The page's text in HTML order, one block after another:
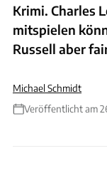
Krimi. Charles
mitspielen
Russell aber
Michael Schmidt
Veröffentlicht am